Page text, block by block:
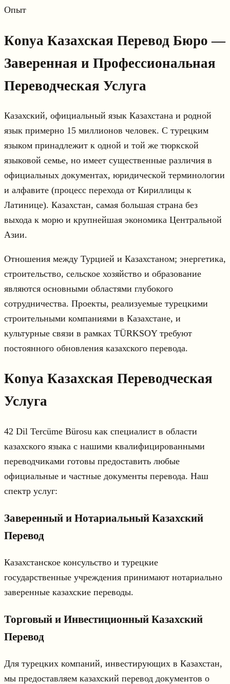
Опыт
Кonya Казахская Перевод Бюро —
Заверенная и Профессиональная
Переводческая Услуга
Казахский, официальный язык Казахстана и родной
язык примерно 15 миллионов человек. С турецким
языком принадлежит к одной и той же тюркской
языковой семье, но имеет существенные различия в
официальных документах, юридической терминологии
и алфавите (процесс перехода от Кириллицы к
Латинице). Казахстан, самая большая страна без
выхода к морю и крупнейшая экономика Центральной
Азии.
Отношения между Турцией и Казахстаном; энергетика,
строительство, сельское хозяйство и образование
являются основными областями глубокого
сотрудничества. Проекты, реализуемые турецкими
строительными компаниями в Казахстане, и
культурные связи в рамках ТÜRKSOY требуют
постоянного обновления казахского перевода.
Кonya Казахская Переводческая
Услуга
42 Dil Tercüme Bürosu как специалист в области
казахского языка с нашими квалифицированными
переводчиками готовы предоставить любые
официальные и частные документы перевода. Наш
спектр услуг:
Заверенный и Нотариальный Казахский
Перевод
Казахстанское консульство и турецкие
государственные учреждения принимают нотариально
заверенные казахские переводы.
Торговый и Инвестиционный Казахский
Перевод
Для турецких компаний, инвестирующих в Казахстан,
мы предоставляем казахский перевод документов о